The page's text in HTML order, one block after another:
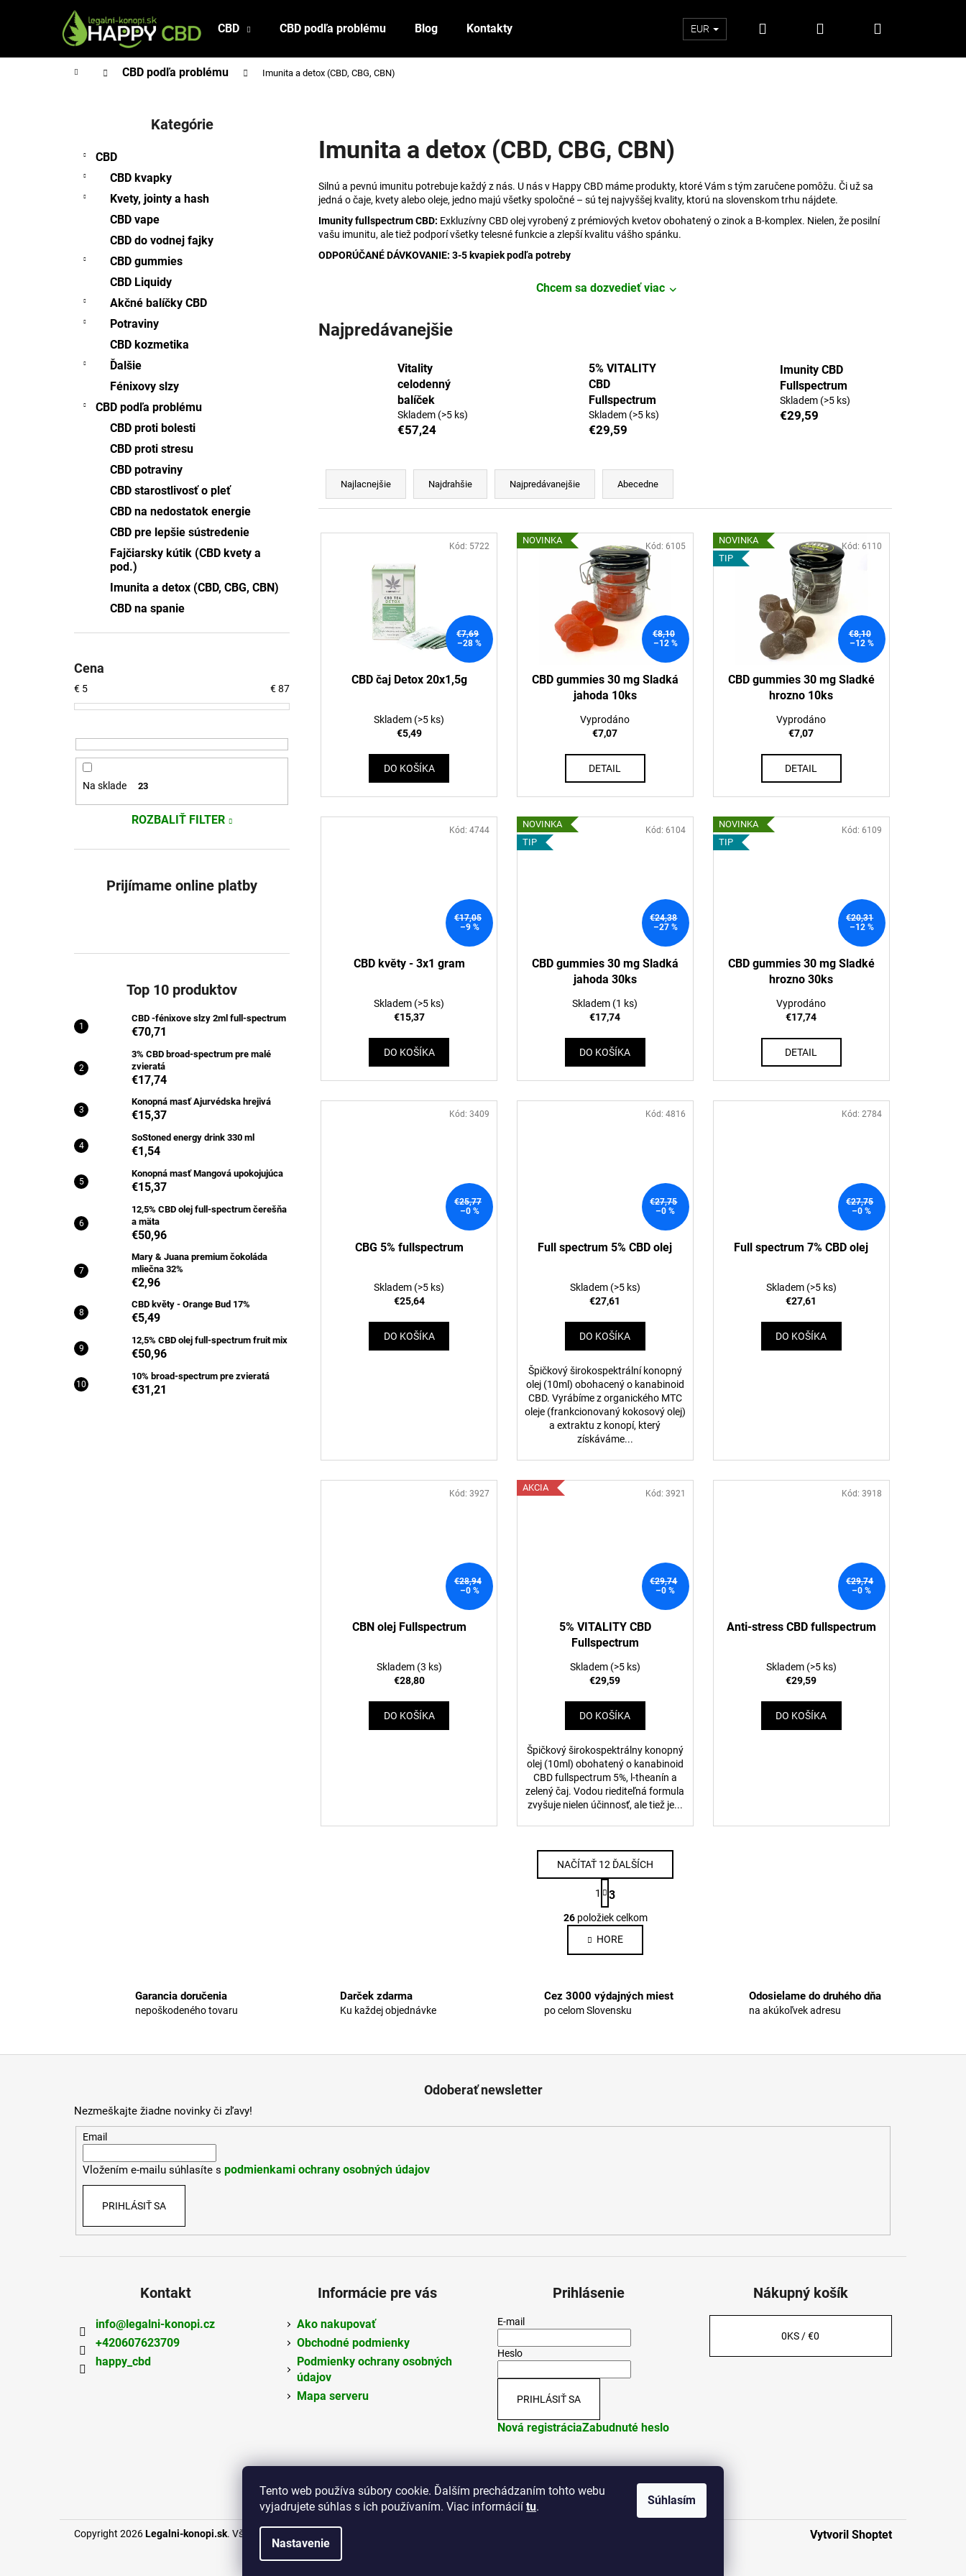
Tento web používa súbory cookie. Ďalším prechádzaním tohto webu
vyjadrujete súhlas s ich používaním. Viac informácií tu.
Nastavenie
Súhlasím
CBD CBD podľa problému Blog Kontakty EUR Prihlásenie
DomovCBD podľa problému Imunita a detox (CBD, CBG, CBN)
Kategórie
CBD
CBD kvapky
Kvety, jointy a hash
CBD vape
CBD do vodnej fajky
CBD gummies
CBD Liquidy
Akčné balíčky CBD
Potraviny
CBD kozmetika
Ďalšie
Fénixovy slzy
CBD podľa problému
CBD proti bolesti
CBD proti stresu
CBD potraviny
CBD starostlivosť o pleť
CBD na nedostatok energie
CBD pre lepšie sústredenie
Fajčiarsky kútik (CBD kvety a
pod.)
Imunita a detox (CBD, CBG, CBN)
CBD na spanie
Cena
€ 5 €87
Na sklade 23
ROZBALIŤ FILTER
Prijímame online platby
Top 10 produktov
CBD -fénixove slzy 2ml full-spectrum
€70,71
3% CBD broad-spectrum pre malé
zvieratá
€17,74
Konopná masť Ajurvédska hrejivá
€15,37
SoStoned energy drink 330 ml
€1,54
Konopná masť Mangová upokojujúca
€15,37
12,5% CBD olej full-spectrum čerešňa
a mäta
€50,96
Mary & Juana premium čokoláda
mliečna 32%
€2,96
CBD květy - Orange Bud 17%
€5,49
12,5% CBD olej full-spectrum fruit mix
€50,96
10% broad-spectrum pre zvieratá
€31,21
Imunita a detox (CBD, CBG, CBN)
Silnú a pevnú imunitu potrebuje každý z nás. U nás v Happy CBD máme produkty, ktoré Vám s tým zaručene pomôžu. Či už sa
jedná o čaje, kvety alebo oleje, jedno majú všetky spoločné – sú tej najvyššej kvality, ktorú na slovenskom trhu nájdete.
Imunity fullspectrum CBD: Exkluzívny CBD olej vyrobený z prémiových kvetov obohatený o zinok a B-komplex. Nielen, že posilní
vašu imunitu, ale tiež podporí všetky telesné funkcie a zlepší kvalitu vášho spánku.
ODPORÚČANÉ DÁVKOVANIE: 3-5 kvapiek podľa potreby
Chcem sa dozvedieť viac
Najpredávanejšie
Vitality
celodenný
balíček
Skladem (>5 ks)
€57,24
5% VITALITY
CBD
Fullspectrum
Skladem (>5 ks)
€29,59
Imunity CBD
Fullspectrum
Skladem (>5 ks)
€29,59
R
d
Najlacnejšie Najdrahšie Najpredávanejšie Abecedne
V
€7,69
–28 %
CBD čaj Detox 20x1,5g
Skladem (>5 ks)
€5,49
DO KOŠÍKA
Kód: 5722
NOVINKA
€8,10
–12 %
CBD gummies 30 mg Sladká
jahoda 10ks
Vyprodáno
€7,07
DETAIL
Kód: 6105
NOVINKA
TIP
€8,10
–12 %
CBD gummies 30 mg Sladké
hrozno 10ks
Vyprodáno
€7,07
DETAIL
Kód: 6110
€17,05
–9 %
CBD květy - 3x1 gram
Skladem (>5 ks)
€15,37
DO KOŠÍKA
Kód:4744
NOVINKA
TIP
€24,38
–27 %
CBD gummies 30 mg Sladká
jahoda 30ks
Skladem (1 ks)
€17,74
DO KOŠÍKA
Kód: 6104
NOVINKA
TIP
€20,31
–12 %
CBD gummies 30 mg Sladké
hrozno 30ks
Vyprodáno
€17,74
DETAIL
Kód: 6109
€25,77
–0 %
CBG 5% fullspectrum
Skladem (>5 ks)
€25,64
DO KOŠÍKA
Kód:3409
€27,75
–0 %
Full spectrum 5% CBD olej
Skladem (>5 ks)
€27,61
DO KOŠÍKA
Špičkový širokospektrální konopný
olej (10ml) obohacený o kanabinoid
CBD. Vyrábíme z organického MTC
oleje (frankcionovaný kokosový olej)
a extraktu z konopí, který
získáváme...
Kód: 4816
€27,75
–0 %
Full spectrum 7% CBD olej
Skladem (>5 ks)
€27,61
DO KOŠÍKA
Kód: 2784
€28,94
–0 %
CBN olej Fullspectrum
Skladem (3 ks)
€28,80
DO KOŠÍKA
Kód:3927
AKCIA
€29,74
–0 %
5% VITALITY CBD
Fullspectrum
Skladem (>5 ks)
€29,59
DO KOŠÍKA
Špičkový širokospektrálny konopný
olej (10ml) obohatený o kanabinoid
CBD fullspectrum 5%, l-theanín a
zelený čaj. Vodou riediteľná formula
zvyšuje nielen účinnosť, ale tiež je...
Kód: 3921
€29,74
–0 %
Anti-stress CBD fullspectrum
Skladem (>5 ks)
€29,59
DO KOŠÍKA
Kód: 3918
O
v
l
á
a
c
p
v
NAČÍTAŤ 12 ĎALŠÍCH
S
t
r
á
n
k
a
n
1 3
26položiek celkom
HORE
Garancia doručenia
nepoškodeného tovaru
Darček zdarma
Ku každej objednávke
Cez 3000 výdajných miest
po celom Slovensku
Odosielame do druhého dňa
na akúkoľvek adresu
Späť
do
Späť
do
Čo potrebujete nájsť?
Odporúčame
CBD -FÉNIXOVE SLZY 2ML FULL-
SPECTRUM
€70,71
Pôvodne: €76,92
3% CBD BROAD-SPECTRUM PRE MALÉ
ZVIERATÁ
€17,83
Odoberať newsletter
Nezmeškajte žiadne novinky či zľavy!
Email
Vložením e-mailu súhlasíte s podmienkami ochrany osobných údajov
PRIHLÁSIŤ SA
Kontakt
info@legalni-konopi.cz
+420607623709
happy_cbd
Informácie pre vás
Ako nakupovať
Obchodné podmienky
Podmienky ochrany osobných
údajov
Mapa serveru
Prihlásenie
E-mail
Heslo
PRIHLÁSIŤ SA
Nová registráciaZabudnuté heslo
Nákupný košík
0KS /€0
Vytvoril Shoptet
Copyright 2026Legalni-konopi.sk. Všetky práva vyhradené.